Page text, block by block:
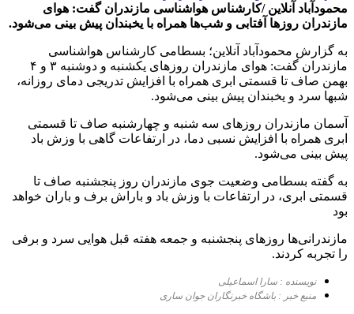
محمودآباد آنلاین /کارشناس هواشناسی مازندران گفت: هوای
مازندران روز‌ها آفتابی و شب‌ها همراه با یخبندان پیش بینی می‌شود.
به گزارش محمودآباد آنلاین؛ بسطامی کارشناس هواشناسی
مازندران گفت: هوای مازندران روز‌های یکشنبه و دوشنبه ۳ و ۴
بهمن صاف تا قسمتی ابری همراه با افزایش تدریجی دمای روزانه،
شب‏ها سرد و یخبندان پیش بینی می‌شود.
آسمان مازندران روز‌های سه شنبه و چهارشنبه صاف تا قسمتی
ابری همراه با افزایش نسبی دما، در ارتفاعات گاهی با وزش باد
پیش بینی می‌شود.
به گفته بسطامی وضعیت جوی مازندران روز پنجشنبه صاف تا
قسمتی ابری، در ارتفاعات با وزش باد و باراش برف و باران خواهد
بود
مازندرانی‌ها روز‌های پنجشنبه و جمعه هفته قبل هوایی سرد و برفی
را تجربه کردند.
نویسنده : سارا اسماعیلی
منبع خبر : باشگاه خبرنگاران جوان ساری